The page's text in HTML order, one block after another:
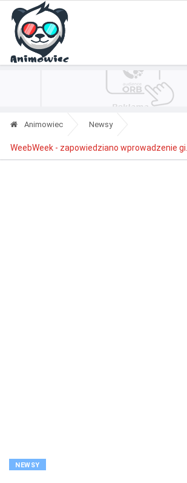
Polityka Prywatności
Animowiec Newsy
WeebWeek - zapowiedziano wprowadzenie gi...
NEWSY